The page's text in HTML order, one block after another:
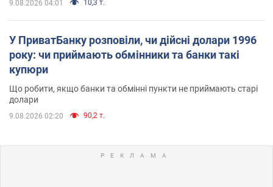
9.08.2026 04:01 10,3 т.
У ПриватБанку розповіли, чи дійсні долари 1996
року: чи приймають обмінники та банки такі
купюри
Що робити, якщо банки та обмінні пункти не приймають старі
долари
9.08.2026 02:20 90,2 т.